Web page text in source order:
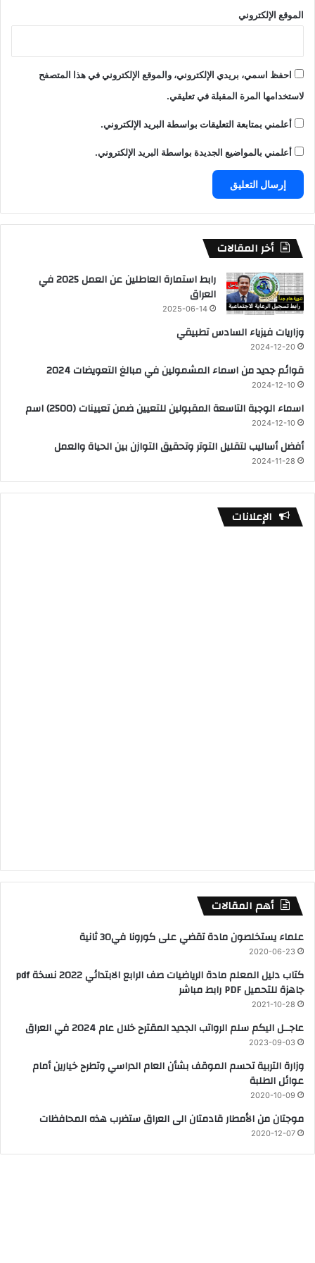
الموقع الإلكتروني
احفظ اسمي، بريدي الإلكتروني، والموقع الإلكتروني في هذا المتصفح
لاستخدامها المرة المقبلة في تعليقي.
أعلمني بمتابعة التعليقات بواسطة البريد الإلكتروني.
أعلمني بالمواضيع الجديدة بواسطة البريد الإلكتروني.
أخر المقالات
رابط استمارة العاطلين عن العمل 2025 في
العراق
2025-06-14
وزاريات فيزياء السادس تطبيقي
2024-12-20
قوائم جديد من اسماء المشمولين في مبالغ التعويضات 2024
2024-12-10
اسماء الوجبة التاسعة المقبولين للتعيين ضمن تعيينات (2500) اسم
2024-12-10
أفضل أساليب لتقليل التوتر وتحقيق التوازن بين الحياة والعمل
2024-11-28
الإعلانات
أهم المقالات
علماء يستخلصون مادة تقضي على كورونا في30 ثانية
2020-06-23
كتاب دليل المعلم مادة الرياضيات صف الرابع الابتدائي 2022 نسخة pdf
جاهزة للتحميل PDF رابط مباشر
2021-10-28
عاجــل اليكم سلم الرواتب الجديد المقترح خلال عام 2024 في العراق
2023-09-03
وزارة التربیة تحسم الموقف بشأن العام الدراسي وتطرح خیارين أمام
عوائل الطلبة
2020-10-09
موجتان من الأمطار قادمتان الى العراق ستضرب هذه المحافظات
2020-12-07